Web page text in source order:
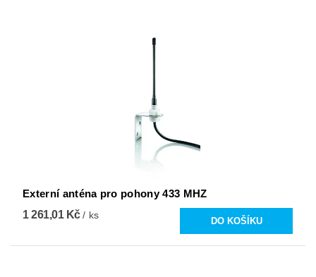
Externí anténa pro pohony 433 MHZ
1 261,01 Kč/ ks